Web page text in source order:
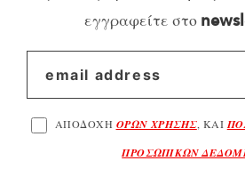
εγγραφείτε στο
ΑΠΟΔΟΧΗ ΟΡΩΝ ΧΡΗΣΗΣ, ΚΑΙ
ΠΡΟΣΩΠΙΚΩΝ